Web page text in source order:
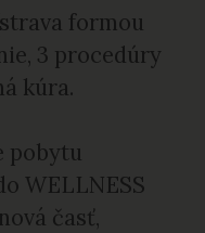
formou
3 procedúry
kúra.
pobytu
WELLNESS
časť,